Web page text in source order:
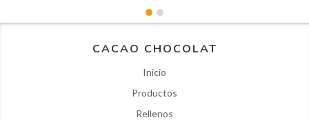
CACAO CHOCOLAT
Inicio
Productos
Rellenos